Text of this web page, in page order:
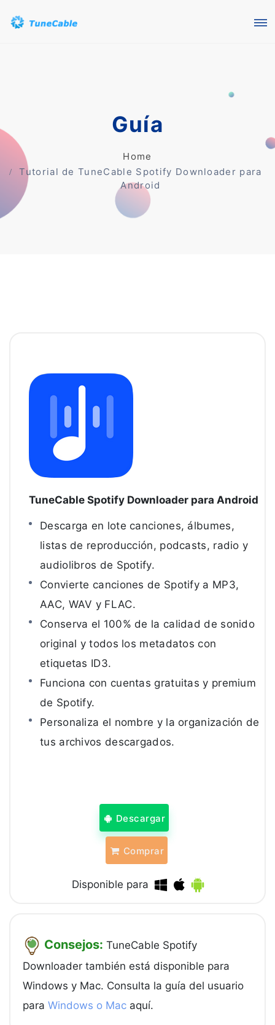
Guía
Home
Tutorial de TuneCable Spotify Downloader para
Android
TuneCable Spotify Downloader para Android
Descarga en lote canciones, álbumes,
listas de reproducción, podcasts, radio y
audiolibros de Spotify.
Convierte canciones de Spotify a MP3,
AAC, WAV y FLAC.
Conserva el 100% de la calidad de sonido
original y todos los metadatos con
etiquetas ID3.
Funciona con cuentas gratuitas y premium
de Spotify.
Personaliza el nombre y la organización de
tus archivos descargados.
Descargar
Comprar
Disponible para
Consejos: TuneCable Spotify
Downloader también está disponible para
Windows y Mac. Consulta la guía del usuario
para Windows o Mac aquí.